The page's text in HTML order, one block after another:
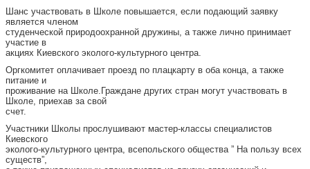
Шанс участвовать в Школе повышается, если подающий заявку
является членом
студенческой природоохранной дружины, а также лично принимает
участие в
акциях Киевского эколого-культурного центра.
Оргкомитет оплачивает проезд по плацкарту в оба конца, а также
питание и
проживание на Школе.Граждане других стран могут участвовать в
Школе, приехав за свой
счет.
Участники Школы прослушивают мастер-классы специалистов
Киевского
эколого-культурного центра, всепольского общества ” На пользу всех
существ”,